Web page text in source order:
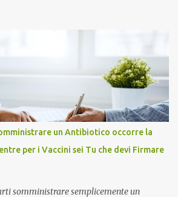
un Antibiotico occorre la
per i Vaccini sei Tu che devi Firmare
somministrare semplicemente un